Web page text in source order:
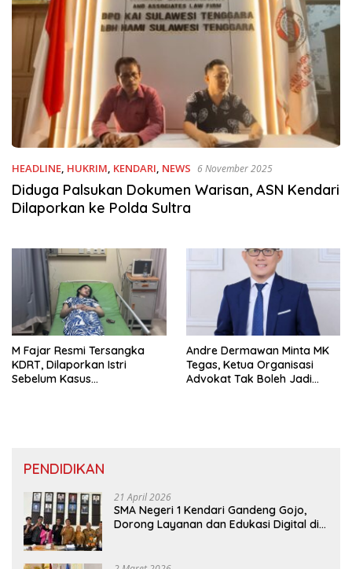
HEADLINE, HUKRIM, KENDARI, NEWS 6 November 2025
Diduga Palsukan Dokumen Warisan, ASN Kendari
Dilaporkan ke Polda Sultra
M Fajar Resmi Tersangka
KDRT, Dilaporkan Istri
Sebelum Kasus
Andre Dermawan Minta MK
Tegas, Ketua Organisasi
Advokat Tak Boleh Jadi
PENDIDIKAN
21 April 2026
SMA Negeri 1 Kendari Gandeng Gojo,
Dorong Layanan dan Edukasi Digital di